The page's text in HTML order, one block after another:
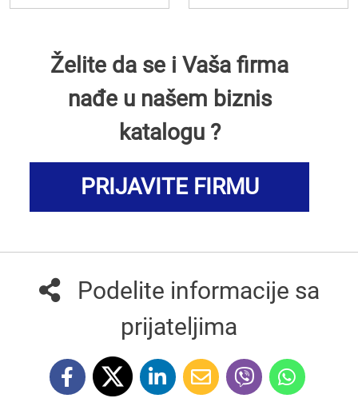
Želite da se i Vaša firma
nađe u našem biznis
katalogu ?
PRIJAVITE FIRMU
Podelite informacije sa
prijateljima